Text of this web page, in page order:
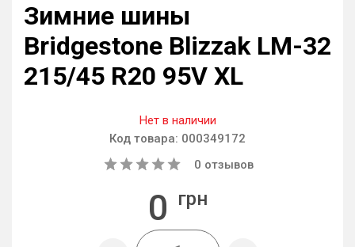
Зимние шины
Bridgestone Blizzak LM-32
215/45 R20 95V XL
Нет в наличии
Код товара: 000349172
0 отзывов
0 грн